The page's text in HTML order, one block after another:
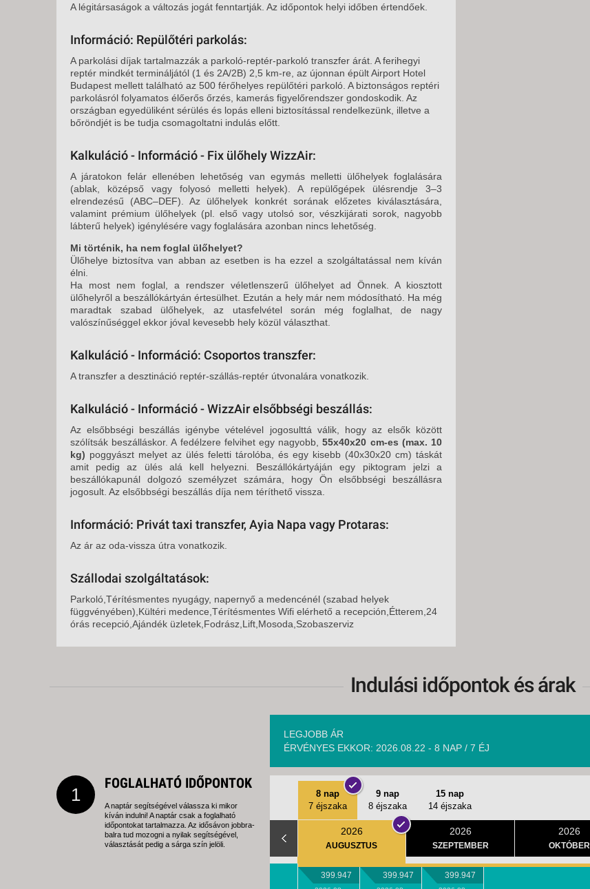
A légitársaságok a változás jogát fenntartják. Az időpontok helyi időben értendőek.
Információ: Repülőtéri parkolás:
A parkolási díjak tartalmazzák a parkoló-reptér-parkoló transzfer árát. A ferihegyi
reptér mindkét termináljától (1 és 2A/2B) 2,5 km-re, az újonnan épült Airport Hotel
Budapest mellett található az 500 férőhelyes repülőtéri parkoló. A biztonságos reptéri
parkolásról folyamatos élőerős őrzés, kamerás figyelőrendszer gondoskodik. Az
országban egyedüliként sérülés és lopás elleni biztosítással rendelkezünk, illetve a
bőröndjét is be tudja csomagoltatni indulás előtt.
Kalkuláció - Információ - Fix ülőhely WizzAir:
A járatokon felár ellenében lehetőség van egymás melletti ülőhelyek foglalására
(ablak, középső vagy folyosó melletti helyek). A repülőgépek ülésrendje 3–3
elrendezésű (ABC–DEF). Az ülőhelyek konkrét sorának előzetes kiválasztására,
valamint prémium ülőhelyek (pl. első vagy utolsó sor, vészkijárati sorok, nagyobb
lábterű helyek) igénylésére vagy foglalására azonban nincs lehetőség.
Mi történik, ha nem foglal ülőhelyet?
Ülőhelye biztosítva van abban az esetben is ha ezzel a szolgáltatással nem kíván
élni.
Ha most nem foglal, a rendszer véletlenszerű ülőhelyet ad Önnek. A kiosztott
ülőhelyről a beszállókártyán értesülhet. Ezután a hely már nem módosítható. Ha még
maradtak szabad ülőhelyek, az utasfelvétel során még foglalhat, de nagy
valószínűséggel ekkor jóval kevesebb hely közül választhat.
Kalkuláció - Információ: Csoportos transzfer:
A transzfer a desztináció reptér-szállás-reptér útvonalára vonatkozik.
Kalkuláció - Információ - WizzAir elsőbbségi beszállás:
Az elsőbbségi beszállás igénybe vételével jogosulttá válik, hogy az elsők között
szólítsák beszálláskor. A fedélzere felvihet egy nagyobb,55x40x20 cm-es (max. 10
kg) poggyászt melyet az ülés feletti tárolóba, és egy kisebb (40x30x20 cm) táskát
amit pedig az ülés alá kell helyezni. Beszállókártyáján egy piktogram jelzi a
beszállókapunál dolgozó személyzet számára, hogy Ön elsőbbségi beszállásra
jogosult. Az elsőbbségi beszállás díja nem téríthető vissza.
Információ: Privát taxi transzfer, Ayia Napa vagy Protaras:
Az ár az oda-vissza útra vonatkozik.
Szállodai szolgáltatások:
Parkoló,Térítésmentes nyugágy, napernyő a medencénél (szabad helyek
függvényében),Kültéri medence,Térítésmentes Wifi elérhető a recepción,Étterem,24
órás recepció,Ajándék üzletek,Fodrász,Lift,Mosoda,Szobaszerviz
Indulási időpontok és árak
LEGJOBB ÁR
ÉRVÉNYES EKKOR: 2026.08.22 - 8 NAP / 7 ÉJ
1
FOGLALHATÓ IDŐPONTOK
A naptár segítségével válassza ki mikor
kíván indulni! A naptár csak a foglalható
időpontokat tartalmazza. Az idősávon jobbra-
balra tud mozogni a nyilak segítségével,
választását pedig a sárga szín jelöli.
8 nap
7 éjszaka
9 nap
8 éjszaka
15 nap
14 éjszaka
2026
AUGUSZTUS
2026
SZEPTEMBER
2026
OKTÓBER
Slide Right
399.947 399.947 399.947